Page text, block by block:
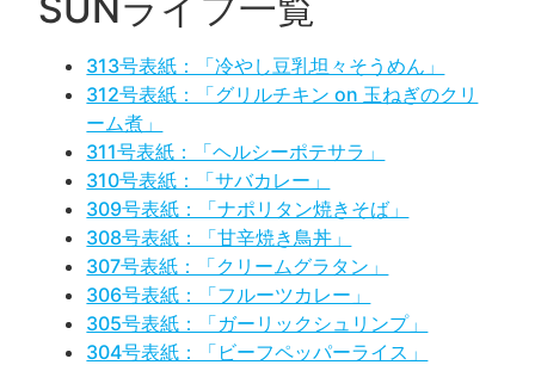
313号表紙：「冷やし豆乳坦々そうめん」
312号表紙：「グリルチキン on 玉ねぎのクリ
ーム煮」
311号表紙：「ヘルシーポテサラ」
310号表紙：「サバカレー」
309号表紙：「ナポリタン焼きそば」
308号表紙：「甘辛焼き鳥丼」
307号表紙：「クリームグラタン」
306号表紙：「フルーツカレー」
305号表紙：「ガーリックシュリンプ」
304号表紙：「ビーフペッパーライス」